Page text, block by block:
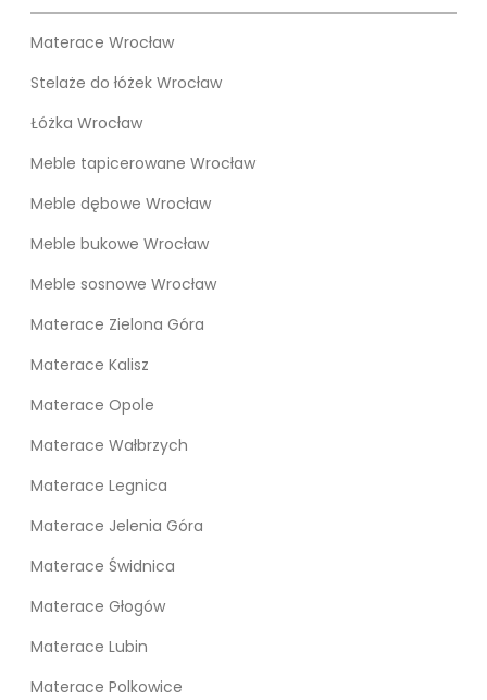
Materace Wrocław
Stelaże do łóżek Wrocław
Łóżka Wrocław
Meble tapicerowane Wrocław
Meble dębowe Wrocław
Meble bukowe Wrocław
Meble sosnowe Wrocław
Materace Zielona Góra
Materace Kalisz
Materace Opole
Materace Wałbrzych
Materace Legnica
Materace Jelenia Góra
Materace Świdnica
Materace Głogów
Materace Lubin
Materace Polkowice